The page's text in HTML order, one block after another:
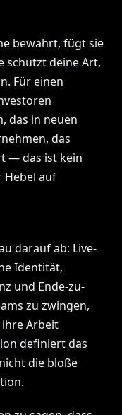
bewahrt, fügt sie
schützt deine Art,
Für einen
das in neuen
das
— das ist kein
Hebel auf
darauf ab: Live-
Identität,
und Ende-zu-
zu zwingen,
Arbeit
definiert das
die bloße